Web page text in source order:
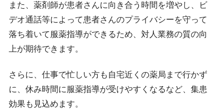
また、薬剤師が患者さんに向き合う時間を増やし、ビ
デオ通話等によって患者さんのプライバシーを守って
落ち着いて服薬指導ができるため、対人業務の質の向
上が期待できます。
さらに、仕事で忙しい方も自宅近くの薬局まで行かず
に、休み時間に服薬指導が受けやすくなるなど、集患
効果も見込めます。